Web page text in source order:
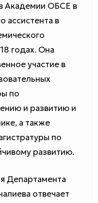
Академии ОБСЕ в
ассистента в
годах. Она
участие в
по
и развитию и
а также
по
развитию.
Департамента
отвечает